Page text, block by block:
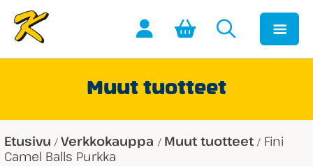
Muut tuotteet
Etusivu / Verkkokauppa / Muut tuotteet / Fini
Camel Balls Purkka